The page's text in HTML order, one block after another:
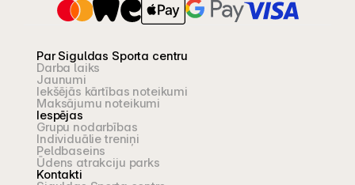
Par Siguldas Sporta centru
Darba laiks
Jaunumi
Iekšējās kārtības noteikumi
Maksājumu noteikumi
Iespējas
Grupu nodarbības
Individuālie treniņi
Peldbaseins
Ūdens atrakciju parks
Kontakti